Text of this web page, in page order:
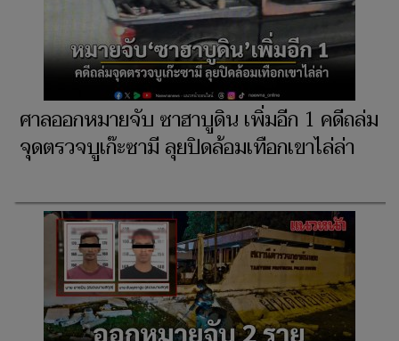
ศาลออกหมายจับ ซาฮาบูดิน เพิ่มอีก 1 คดีถล่ม
จุดตรวจบูเก๊ะซามี ลุยปิดล้อมเทือกเขาไล่ล่า